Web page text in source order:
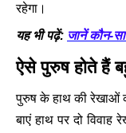
रहेगा।
यह भी पढ़ें: जानें कौन-
ऐसे पुरुष होते हैं
पुरुष के हाथ की रेखाओं
बाएं हाथ पर दो